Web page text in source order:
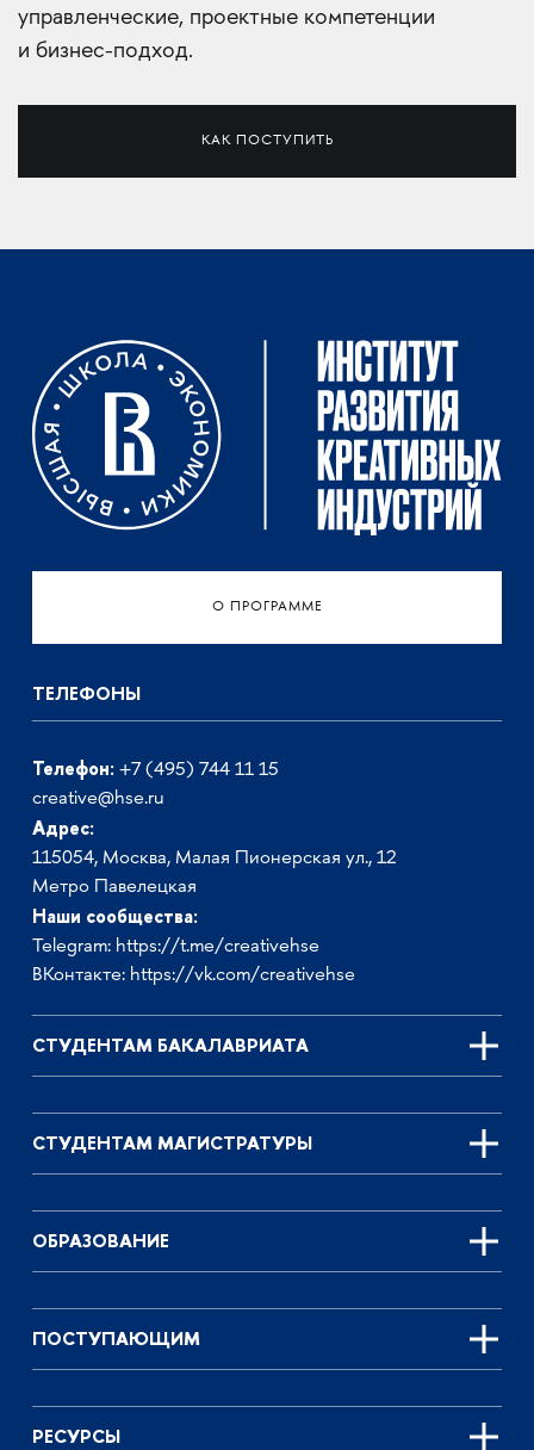
управленческие, проектные компетенции
и бизнес-подход.
КАК ПОСТУПИТЬ
О ПРОГРАММЕ
ТЕЛЕФОНЫ
Телефон: +7 (495) 744 11 15
creative@hse.ru
Адрес:
115054, Москва, Малая Пионерская ул., 12
Метро Павелецкая
Наши сообщества:
Telegram: https://t.me/creativehse
ВКонтакте: https://vk.com/creativehse
СТУДЕНТАМ БАКАЛАВРИАТА
СТУДЕНТАМ МАГИСТРАТУРЫ
ОБРАЗОВАНИЕ
ПОСТУПАЮЩИМ
РЕСУРСЫ